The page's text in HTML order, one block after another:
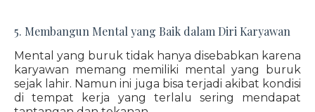
5. Membangun Mental yang Baik dalam Diri Karyawan
Mental yang buruk tidak hanya disebabkan karena
karyawan memang memiliki mental yang buruk
sejak lahir. Namun ini juga bisa terjadi akibat kondisi
di tempat kerja yang terlalu sering mendapat